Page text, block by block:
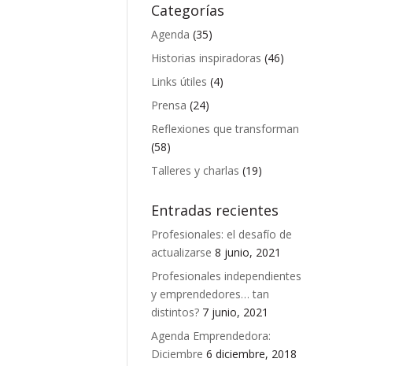
Categorías
Agenda (35)
Historias inspiradoras (46)
Links útiles (4)
Prensa (24)
Reflexiones que transforman
(58)
Talleres y charlas (19)
Entradas recientes
Profesionales: el desafío de
actualizarse 8 junio, 2021
Profesionales independientes
y emprendedores… tan
distintos? 7 junio, 2021
Agenda Emprendedora:
Diciembre 6 diciembre, 2018